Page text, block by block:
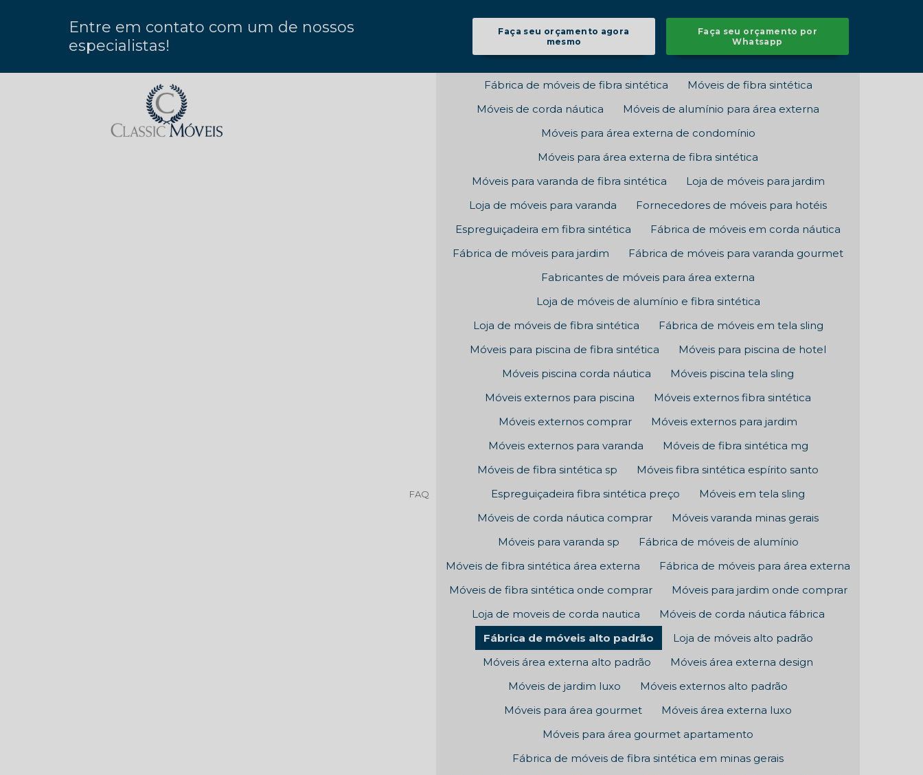
Entre em contato com um de nossos
especialistas!
Faça seu orçamento agora
mesmo
Faça seu orçamento por
Whatsapp
FAQ
Fábrica de móveis de fibra sintética
Móveis de fibra sintética
Móveis de corda náutica
Móveis de alumínio para área externa
Móveis para área externa de condomínio
Móveis para área externa de fibra sintética
Móveis para varanda de fibra sintética
Loja de móveis para jardim
Loja de móveis para varanda
Fornecedores de móveis para hotéis
Espreguiçadeira em fibra sintética
Fábrica de móveis em corda náutica
Fábrica de móveis para jardim
Fábrica de móveis para varanda gourmet
Fabricantes de móveis para área externa
Loja de móveis de alumínio e fibra sintética
Loja de móveis de fibra sintética
Fábrica de móveis em tela sling
Móveis para piscina de fibra sintética
Móveis para piscina de hotel
Móveis piscina corda náutica
Móveis piscina tela sling
Móveis externos para piscina
Móveis externos fibra sintética
Móveis externos comprar
Móveis externos para jardim
Móveis externos para varanda
Móveis de fibra sintética mg
Móveis de fibra sintética sp
Móveis fibra sintética espírito santo
Espreguiçadeira fibra sintética preço
Móveis em tela sling
Móveis de corda náutica comprar
Móveis varanda minas gerais
Móveis para varanda sp
Fábrica de móveis de alumínio
Móveis de fibra sintética área externa
Fábrica de móveis para área externa
Móveis de fibra sintética onde comprar
Móveis para jardim onde comprar
Loja de moveis de corda nautica
Móveis de corda náutica fábrica
Fábrica de móveis alto padrão
Loja de móveis alto padrão
Móveis área externa alto padrão
Móveis área externa design
Móveis de jardim luxo
Móveis externos alto padrão
Móveis para área gourmet
Móveis área externa luxo
Móveis para área gourmet apartamento
Fábrica de móveis de fibra sintética em minas gerais